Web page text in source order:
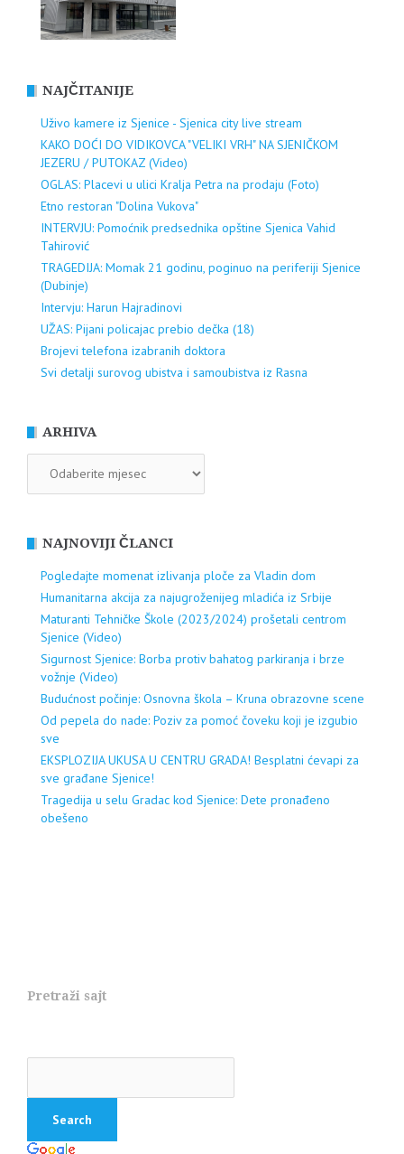
NAJČITANIJE
Uživo kamere iz Sjenice - Sjenica city live stream
KAKO DOĆI DO VIDIKOVCA "VELIKI VRH" NA SJENIČKOM
JEZERU / PUTOKAZ (Video)
OGLAS: Placevi u ulici Kralja Petra na prodaju (Foto)
Etno restoran "Dolina Vukova"
INTERVJU: Pomoćnik predsednika opštine Sjenica Vahid
Tahirović
TRAGEDIJA: Momak 21 godinu, poginuo na periferiji Sjenice
(Dubinje)
Intervju: Harun Hajradinovi
UŽAS: Pijani policajac prebio dečka (18)
Brojevi telefona izabranih doktora
Svi detalji surovog ubistva i samoubistva iz Rasna
ARHIVA
NAJNOVIJI ČLANCI
Pogledajte momenat izlivanja ploče za Vladin dom
Humanitarna akcija za najugroženijeg mladića iz Srbije
Maturanti Tehničke Škole (2023/2024) prošetali centrom
Sjenice (Video)
Sigurnost Sjenice: Borba protiv bahatog parkiranja i brze
vožnje (Video)
Budućnost počinje: Osnovna škola – Kruna obrazovne scene
Od pepela do nade: Poziv za pomoć čoveku koji je izgubio
sve
EKSPLOZIJA UKUSA U CENTRU GRADA! Besplatni ćevapi za
sve građane Sjenice!
Tragedija u selu Gradac kod Sjenice: Dete pronađeno
obešeno
Pretraži sajt